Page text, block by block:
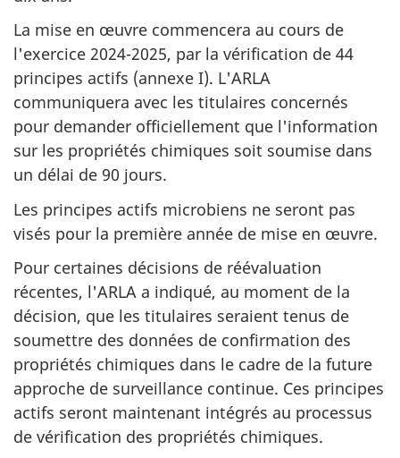
La mise en œuvre commencera au cours de
l'exercice 2024-2025, par la vérification de 44
principes actifs (annexe I). L'ARLA
communiquera avec les titulaires concernés
pour demander officiellement que l'information
sur les propriétés chimiques soit soumise dans
un délai de 90 jours.
Les principes actifs microbiens ne seront pas
visés pour la première année de mise en œuvre.
Pour certaines décisions de réévaluation
récentes, l'ARLA a indiqué, au moment de la
décision, que les titulaires seraient tenus de
soumettre des données de confirmation des
propriétés chimiques dans le cadre de la future
approche de surveillance continue. Ces principes
actifs seront maintenant intégrés au processus
de vérification des propriétés chimiques.